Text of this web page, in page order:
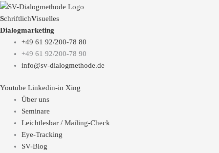
SchriftlichVisuelles
Dialogmarketing
+49 61 92/200-78 80
+49 61 92/200-78 90
info@sv-dialogmethode.de
Youtube Linkedin-in Xing
Über uns
Seminare
Leichtlesbar / Mailing-Check
Eye-Tracking
SV-Blog